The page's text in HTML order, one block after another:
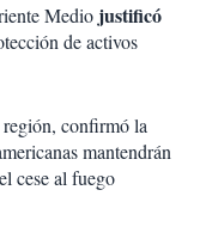
Medio justificó
de activos
confirmó la
mantendrán
cese al fuego